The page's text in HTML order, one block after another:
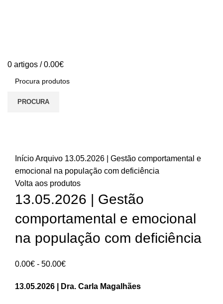
0 artigos / 0.00€
PROCURA
InícioArquivo 13.05.2026 | Gestão comportamental e
emocional na população com deficiência
Volta aos produtos
13.05.2026 | Gestão
comportamental e emocional
na população com deficiência
0.00€ - 50.00€Intervalo
preços:
13.05.2026 | Dra. Carla Magalhães